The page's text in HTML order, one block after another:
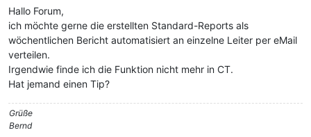
Hallo Forum,
ich möchte gerne die erstellten Standard-Reports als
wöchentlichen Bericht automatisiert an einzelne Leiter per eMail
verteilen.
Irgendwie finde ich die Funktion nicht mehr in CT.
Hat jemand einen Tip?
Grüße
Bernd